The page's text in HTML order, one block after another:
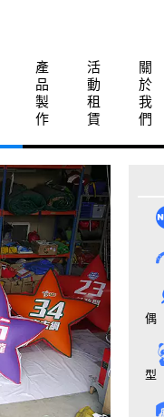
產
品
製
作
活
動
租
賃
關
於
我
們
偶
型